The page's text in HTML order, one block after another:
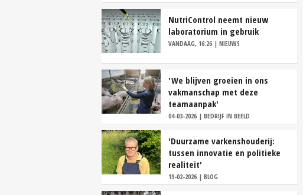
NutriControl neemt nieuw
laboratorium in gebruik
VANDAAG, 16:26 | NIEUWS
'We blijven groeien in ons
vakmanschap met deze
teamaanpak'
04-03-2026 | BEDRIJF IN BEELD
'Duurzame varkenshouderij:
tussen innovatie en politieke
realiteit'
19-02-2026 | BLOG